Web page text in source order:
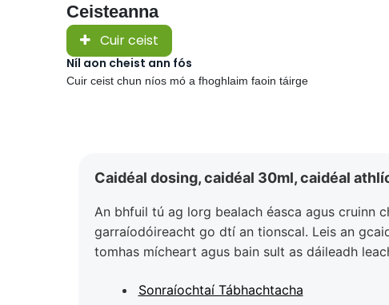
Ceisteanna
Cuir ceist
Níl aon cheist ann fós
Cuir ceist chun níos mó a fhoghlaim faoin táirge
Caidéal dosing, caidéal 30ml, caidéal
An bhfuil tú ag lorg bealach éasca agus cruinn
garraíodóireacht go dtí an tionscal. Leis an
tomhas mícheart agus bain sult as dáileadh
Sonraíochtaí Tábhachtacha